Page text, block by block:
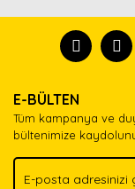
formunu
Görüş ve
Ürün
Ürün
Ürün fiyatı
Bu ürüne
E-BÜLTEN
Tüm kampanya ve
bültenimize